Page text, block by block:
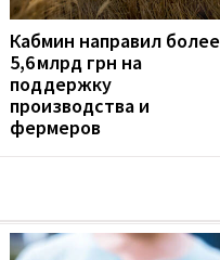
Кабмин направил более
5,6 млрд грн на
поддержку
производства и
фермеров